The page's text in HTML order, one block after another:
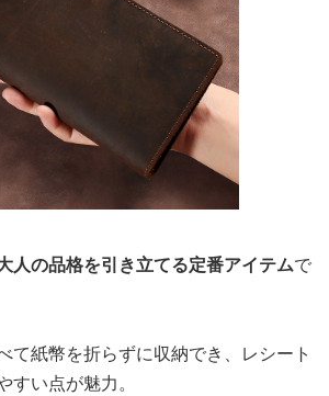
人の品格を引き立てる定番アイテムで
て紙幣を折らずに収納でき、レシート
い点が魅力。